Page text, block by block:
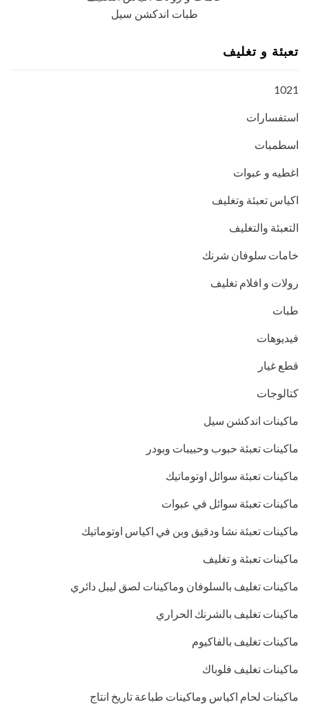
طبات اندكشن سيل
تعبئة و تغليف
1021
استفسارات
اسطمبات
اغطيه و عبوات
اكياس تعبئة وتغليف
التعبئة والتغليف
خامات سلوفان شرنك
رولات و افلام تغليف
طبات
فيديوهات
قطع غيار
كتالوجات
ماكينات اندكشن سيل
ماكينات تعبئة حبوب وحبيبات وبودر
ماكينات تعبئة سوائل اوتوماتيك
ماكينات تعبئة سوائل في عبوات
ماكينات تعبئة نشا ودقيق وبن في اكياس اوتوماتيك
ماكينات تعبئة و تغليف
ماكينات تغليف بالسلوفان وماكينات لصق ليبل دائري
ماكينات تغليف بالشرنك الحراري
ماكينات تغليف بالفاكيوم
ماكينات تغليف فلوباك
ماكينات لحام اكياس وماكينات طباعة تاريخ انتاج